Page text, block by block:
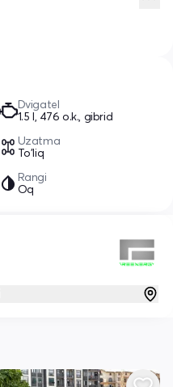
Dvigatel
1.5 l, 476 o.k., gibrid
Uzatma
To'liq
Rangi
Oq